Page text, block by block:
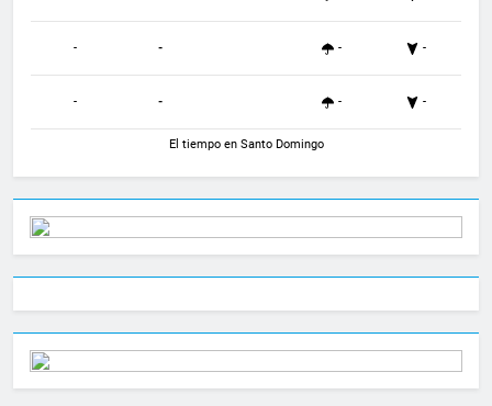
- - - -
- - - -
El tiempo en Santo Domingo